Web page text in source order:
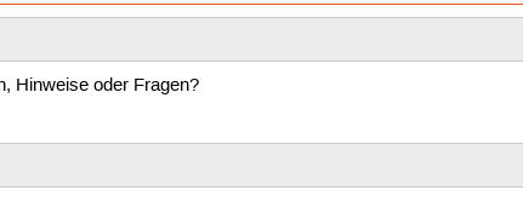
Hinweise oder Fragen?